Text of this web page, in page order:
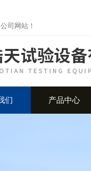
司网站！
们 产品中心